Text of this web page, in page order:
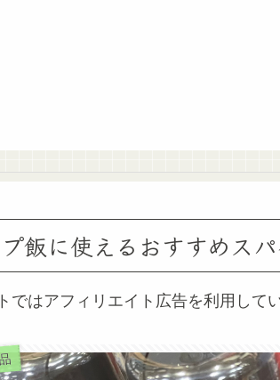
飯に使えるおすすめス
ではアフィリエイト広告を利用して